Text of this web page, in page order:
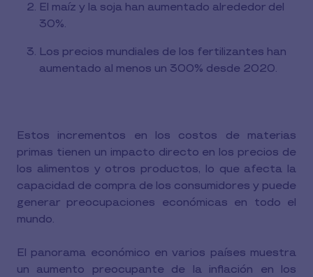
El maíz y la soja han aumentado alrededor del
30%.
Los precios mundiales de los fertilizantes han
aumentado al menos un 300% desde 2020.
Estos incrementos en los costos de materias
primas tienen un impacto directo en los precios de
los alimentos y otros productos, lo que afecta la
capacidad de compra de los consumidores y puede
generar preocupaciones económicas en todo el
mundo.
El panorama económico en varios países muestra
un aumento preocupante de la inflación en los